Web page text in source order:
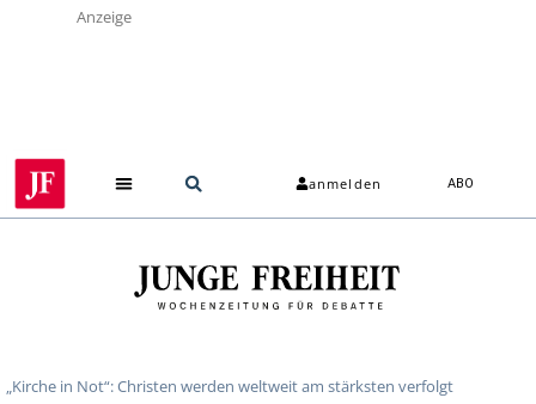
Anzeige
anmelden ABO
„Kirche in Not“: Christen werden weltweit am stärksten verfolgt